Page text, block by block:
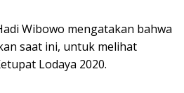
Wibowo mengatakan bahwa
saat ini, untuk melihat
Lodaya 2020.